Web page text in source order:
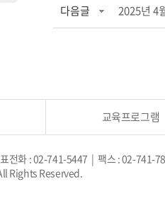
다음글
2025년 4
교육프로그램
전화 : 02-741-5447 | 팩스 : 02-741-
Rights Reserved.